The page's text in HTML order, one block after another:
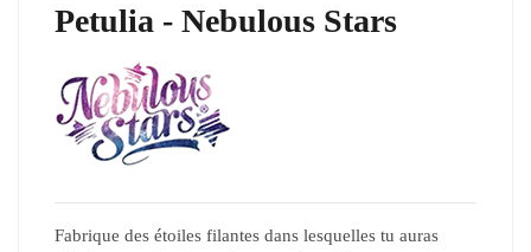
Petulia - Nebulous Stars
Fabrique des étoiles filantes dans lesquelles tu auras